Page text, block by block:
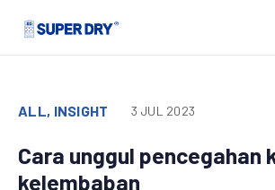
ALL, INSIGHT 3 JUL 2023
Cara unggul pencegahan
kelembaban